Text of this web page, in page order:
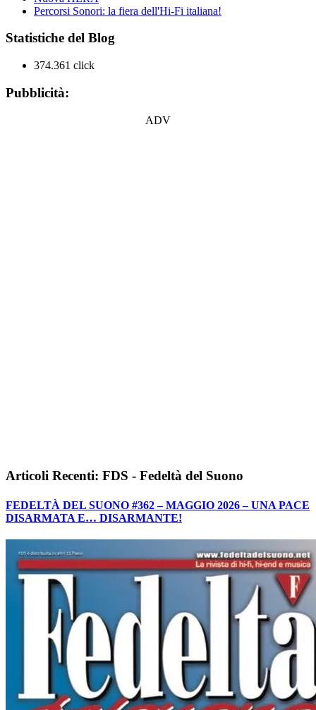
Percorsi Sonori: la fiera dell'Hi-Fi italiana!
Statistiche del Blog
374.361 click
Pubblicità:
ADV
Articoli Recenti: FDS - Fedeltà del Suono
FEDELTÀ DEL SUONO #362 – MAGGIO 2026 – UNA PACE
DISARMATA E… DISARMANTE!